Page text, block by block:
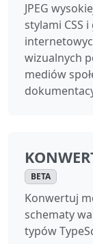
JPEG
stylami CSS
wizualnych
mediów
BETA
Konwertuj
schematy
typów